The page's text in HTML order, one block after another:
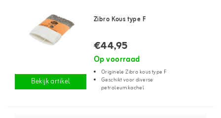
Bekijk artikel
Zibro Kous type F
€44,95
Op voorraad
Originele Zibro kous type F
Geschikt voor diverse
petroleumkachel